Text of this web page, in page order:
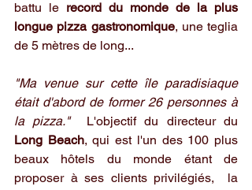
battu le record du monde de la plus
longue pizza gastronomique, une teglia
de 5 mètres de long...
"Ma venue sur cette île paradisiaque
était d'abord de former 26 personnes à
la pizza." L'objectif du directeur du
Long Beach, qui est l'un des 100 plus
beaux hôtels du monde étant de
proposer à ses clients privilégiés,  la